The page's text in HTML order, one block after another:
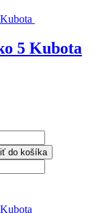
5 Kubota
do košíka